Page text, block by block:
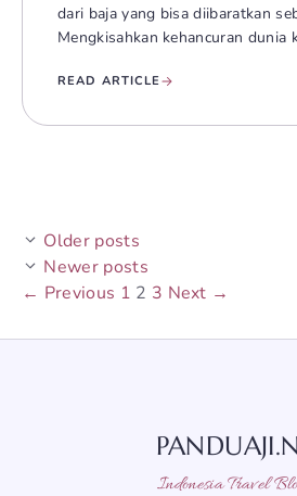
dari baja yang bisa diibaratkan
Mengkisahkan kehancuran dunia
READ ARTICLE
Older posts
Newer posts
← Previous Page
1 Page
2 Page
3 Next →
Indonesia Travel